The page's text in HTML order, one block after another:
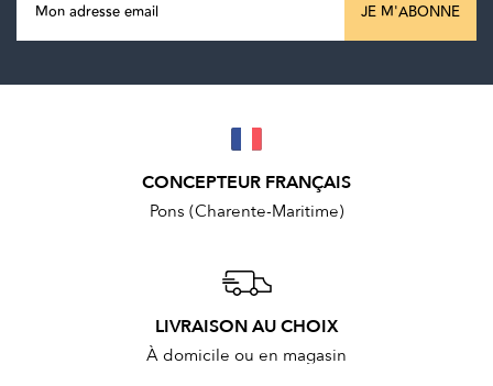
JE M'ABONNE
CONCEPTEUR FRANÇAIS
Pons (Charente-Maritime)
LIVRAISON AU CHOIX
À domicile ou en magasin